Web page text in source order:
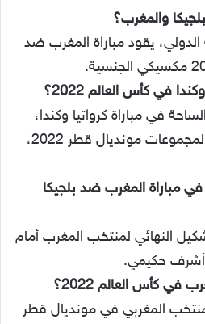
والمغرب؟
يقود مباراة المغرب ضد
في كأس العالم 2022؟
في مباراة كرواتيا وكندا،
في الجولة الثانية من دور المجموعات مونديال قطر 2022،
المغرب ضد بلجيكا
النهائي لمنتخب المغرب أمام
أشرف حكيمي.
كأس العالم 2022؟
المغربي في مونديال قطر